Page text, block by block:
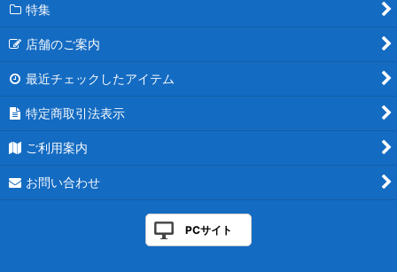
特集
店舗のご案内
最近チェックしたアイテム
特定商取引法表示
ご利用案内
お問い合わせ
PCサイト